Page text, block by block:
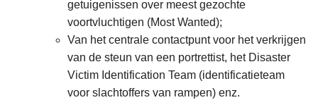
getuigenissen over meest gezochte
voortvluchtigen (Most Wanted);
Van het centrale contactpunt voor het verkrijgen
van de steun van een portrettist, het Disaster
Victim Identification Team (identificatieteam
voor slachtoffers van rampen) enz.